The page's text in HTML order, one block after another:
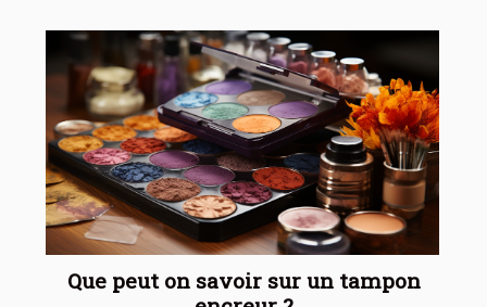
Que peut on savoir sur un tampon